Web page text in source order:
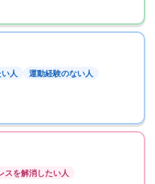
人 運動経験のない人
スを解消したい人